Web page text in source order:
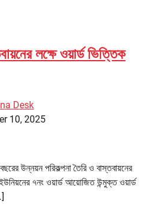
লক্ষে ওয়ার্ড ভিত্তিক
Desk
10, 2025
উন্নয়ন পরিকল্পনা তৈরি ও বাস্তবায়নের
ইউনিয়নের ৭নং ওয়ার্ড আয়োজিত উন্মুক্ত ওয়ার্ড